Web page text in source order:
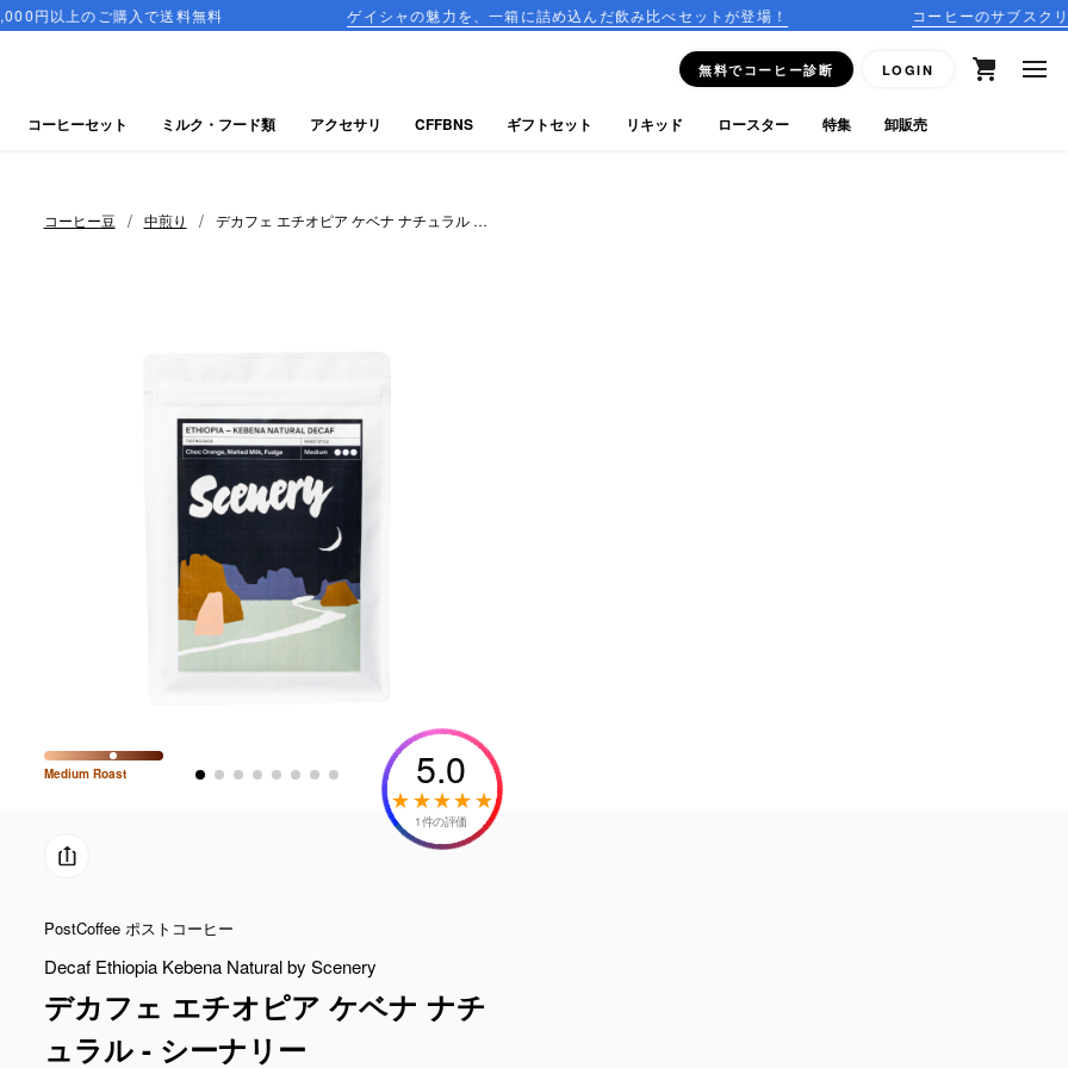
購入で送料無料 ゲイシャの魅力を、一箱に詰め込んだ飲み比べセットが登場！ コーヒーのサブスクリプションはこ
無料でコーヒー診断 LOGIN
コーヒー豆 / 中煎り / デカフェ エチオピア ケベナ ナチュラル -
シーナリー
MediumRoast 5.0
1件の評価
PostCoffee ポストコーヒー
Decaf Ethiopia Kebena Natural by Scenery
デカフェ エチオピア ケベナ ナチ
ュラル - シーナリー
コーヒーセット ミルク・フード類 アクセサリ CFFBNS ギフトセット リキッド ロースター 特集 卸販売